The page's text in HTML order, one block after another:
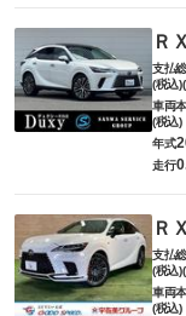
ＲＸ
支払
(税込
車両
(税込)
年式
走行
ＲＸ
支払
(税込
車両
(税込)